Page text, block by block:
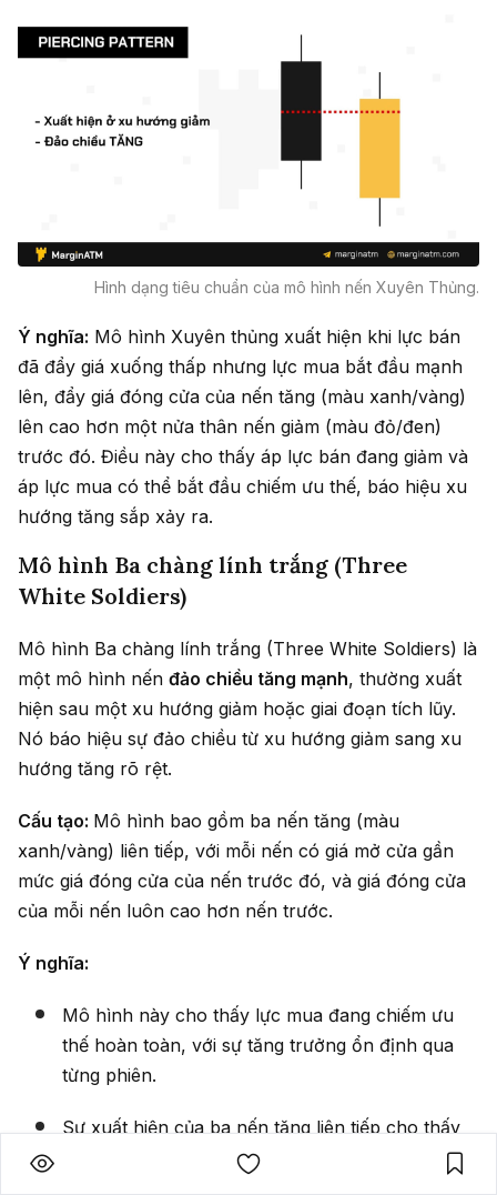
Hình dạng tiêu chuẩn của mô hình nến Xuyên Thủng.
Ý nghĩa: Mô hình Xuyên thủng xuất hiện khi lực bán
đã đẩy giá xuống thấp nhưng lực mua bắt đầu mạnh
lên, đẩy giá đóng cửa của nến tăng (màu xanh/vàng)
lên cao hơn một nửa thân nến giảm (màu đỏ/đen)
trước đó. Điều này cho thấy áp lực bán đang giảm và
áp lực mua có thể bắt đầu chiếm ưu thế, báo hiệu xu
hướng tăng sắp xảy ra.
Mô hình Ba chàng lính trắng (Three
White Soldiers)
Mô hình Ba chàng lính trắng (Three White Soldiers) là
một mô hình nến đảo chiều tăng mạnh, thường xuất
hiện sau một xu hướng giảm hoặc giai đoạn tích lũy.
Nó báo hiệu sự đảo chiều từ xu hướng giảm sang xu
hướng tăng rõ rệt.
Cấu tạo: Mô hình bao gồm ba nến tăng (màu
xanh/vàng) liên tiếp, với mỗi nến có giá mở cửa gần
mức giá đóng cửa của nến trước đó, và giá đóng cửa
của mỗi nến luôn cao hơn nến trước.
Ý nghĩa:
Mô hình này cho thấy lực mua đang chiếm ưu
thế hoàn toàn, với sự tăng trưởng ổn định qua
từng phiên.
Sự xuất hiện của ba nến tăng liên tiếp cho thấy
thị trường đã chuyển từ giai đoạn giảm giá hoặc